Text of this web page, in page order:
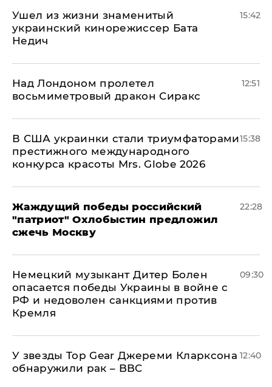
Ушел из жизни знаменитый
украинский кинорежиссер Бата
Недич
15:42
Над Лондоном пролетел
восьмиметровый дракон Сиракс
12:51
В США украинки стали триумфаторами
престижного международного
конкурса красоты Mrs. Globe 2026
15:38
Жаждущий победы российский
"патриот" Охлобыстин предложил
сжечь Москву
22:28
Немецкий музыкант Дитер Болен
опасается победы Украины в войне с
РФ и недоволен санкциями против
Кремля
09:30
У звезды Top Gear Джереми Кларксона
обнаружили рак – BBC
12:40